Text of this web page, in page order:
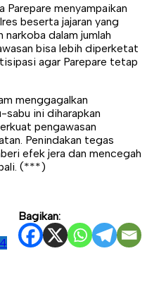
Parepare menyampaikan
beserta jajaran yang
dalam jumlah
bisa lebih diperketat
agar Parepare tetap
menggagalkan
ini diharapkan
pengawasan
Penindakan tegas
efek jera dan mencegah
(***)
Bagikan: